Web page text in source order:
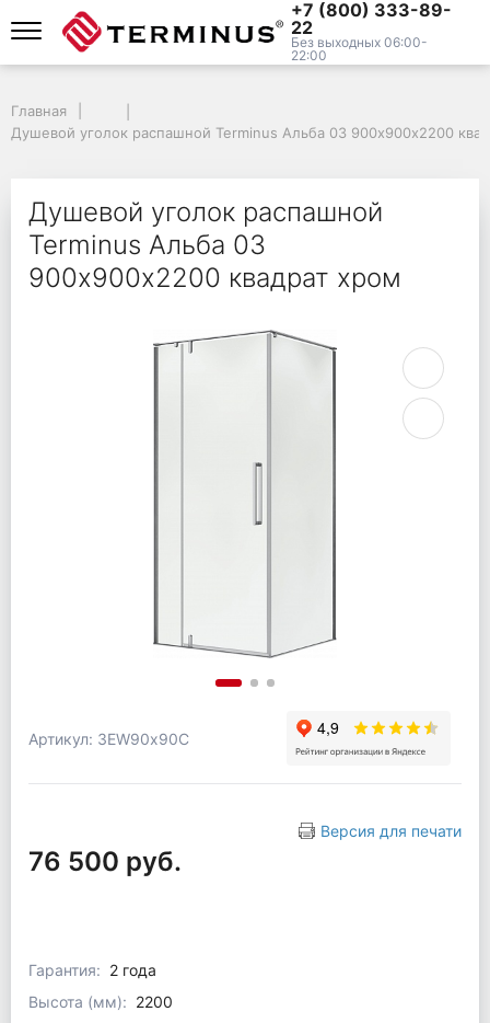
+7 (800) 333-89-
22
Без выходных 06:00-
22:00
Главная
Душевой уголок распашной Terminus Альба 03 900х900х2200
Душевой уголок распашной
Terminus Альба 03
900х900х2200 квадрат хром
Артикул: 3EW90х90C
Версия для печати
76 500 руб.
Гарантия: 2 года
Высота (мм): 2200